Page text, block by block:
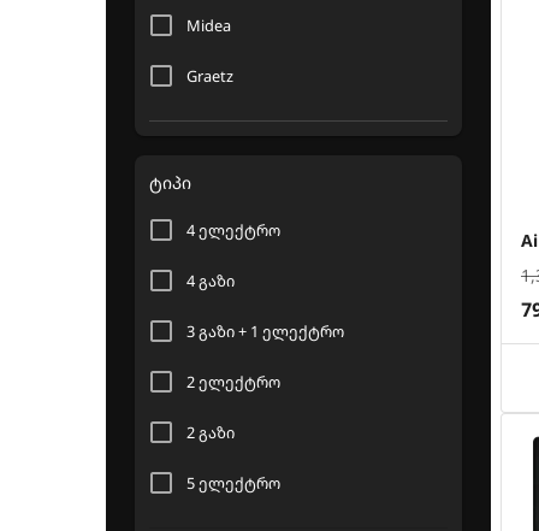
Midea
Graetz
Hyundai
Airforce
Hansa
ტიპი
4 ელექტრო
4 გაზი
3 გაზი + 1 ელექტრო
2 ელექტრო
2 გაზი
5 ელექტრო